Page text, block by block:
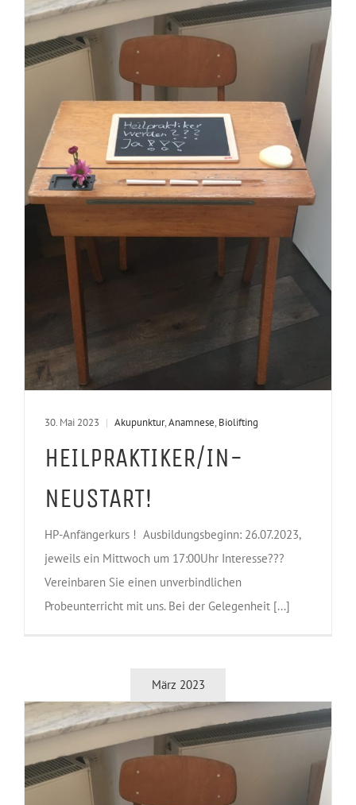
30. Mai 2023 | Akupunktur,Anamnese, Biolifting
HEILPRAKTIKER/IN-
NEUSTART!
HP-Anfängerkurs ! Ausbildungsbeginn: 26.07.2023,
jeweils ein Mittwoch um 17:00Uhr Interesse???
Vereinbaren Sie einen unverbindlichen
Probeunterricht mit uns. Bei der Gelegenheit [...]
März 2023